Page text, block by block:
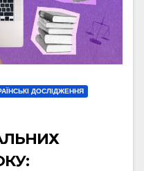
ДОСЛІДЖЕННЯ